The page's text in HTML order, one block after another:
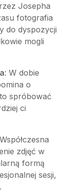
Josepha
fotografia
do dyspozycji
mogli
: W dobie
o
spróbować
ci
zdjęć w
formą
sesji,